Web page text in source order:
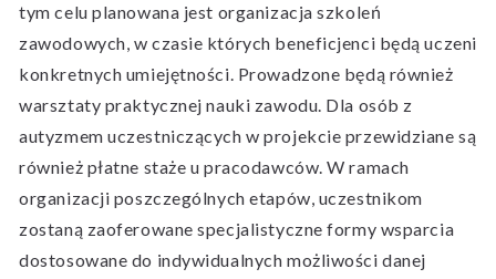
tym celu planowana jest organizacja szkoleń
zawodowych, w czasie których beneficjenci będą uczeni
konkretnych umiejętności. Prowadzone będą również
warsztaty praktycznej nauki zawodu. Dla osób z
autyzmem uczestniczących w projekcie przewidziane są
również płatne staże u pracodawców. W ramach
organizacji poszczególnych etapów, uczestnikom
zostaną zaoferowane specjalistyczne formy wsparcia
dostosowane do indywidualnych możliwości danej